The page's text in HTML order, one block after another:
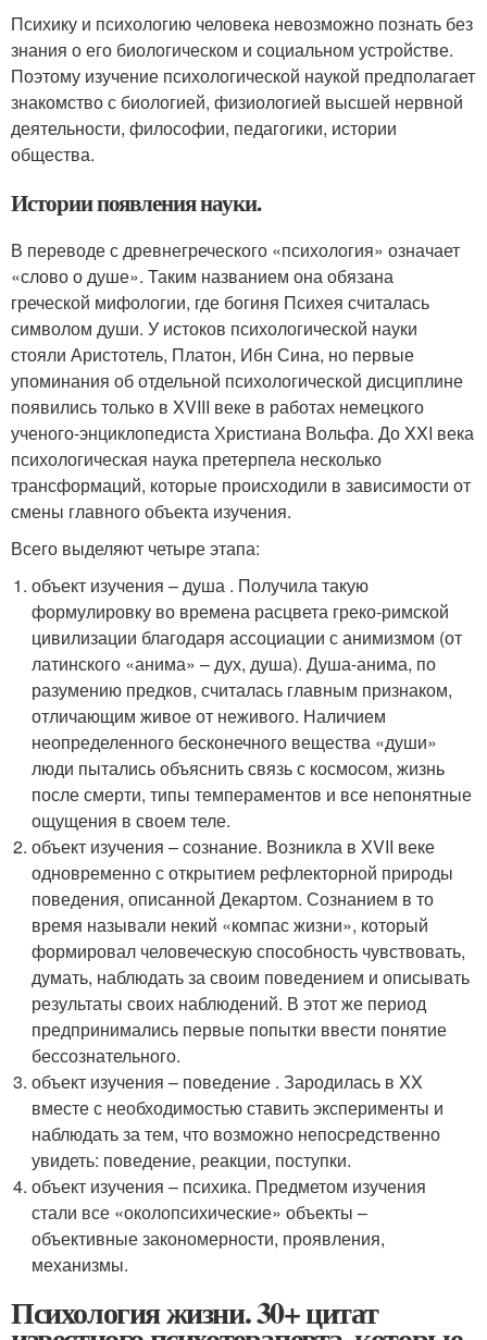
Психику и психологию человека невозможно познать без
знания о его биологическом и социальном устройстве.
Поэтому изучение психологической наукой предполагает
знакомство с биологией, физиологией высшей нервной
деятельности, философии, педагогики, истории
общества.
Истории появления науки.
В переводе с древнегреческого «психология» означает
«слово о душе». Таким названием она обязана
греческой мифологии, где богиня Психея считалась
символом души. У истоков психологической науки
стояли Аристотель, Платон, Ибн Сина, но первые
упоминания об отдельной психологической дисциплине
появились только в XVIII веке в работах немецкого
ученого-энциклопедиста Христиана Вольфа. До XXI века
психологическая наука претерпела несколько
трансформаций, которые происходили в зависимости от
смены главного объекта изучения.
Всего выделяют четыре этапа:
объект изучения – душа . Получила такую
формулировку во времена расцвета греко-римской
цивилизации благодаря ассоциации с анимизмом (от
латинского «анима» – дух, душа). Душа-анима, по
разумению предков, считалась главным признаком,
отличающим живое от неживого. Наличием
неопределенного бесконечного вещества «души»
люди пытались объяснить связь с космосом, жизнь
после смерти, типы темпераментов и все непонятные
ощущения в своем теле.
объект изучения – сознание. Возникла в XVII веке
одновременно с открытием рефлекторной природы
поведения, описанной Декартом. Сознанием в то
время называли некий «компас жизни», который
формировал человеческую способность чувствовать,
думать, наблюдать за своим поведением и описывать
результаты своих наблюдений. В этот же период
предпринимались первые попытки ввести понятие
бессознательного.
объект изучения – поведение . Зародилась в XX
вместе с необходимостью ставить эксперименты и
наблюдать за тем, что возможно непосредственно
увидеть: поведение, реакции, поступки.
объект изучения – психика. Предметом изучения
стали все «околопсихические» объекты –
объективные закономерности, проявления,
механизмы.
Психология жизни. 30+ цитат